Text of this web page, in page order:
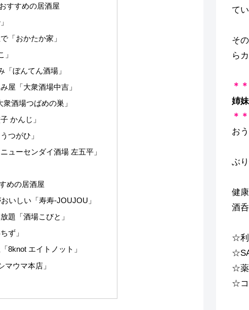
すすめの居酒屋
「おかたか家」
ぼんてん酒場」
屋「大衆酒場中吉」
酒場つばめの巣」
かんじ」
つがひ」
ューセンダイ酒場 左五平」
めの居酒屋
いしい「寿寿-JOUJOU」
題「酒場こびと」
ず」
8knot エイトノット」
ウマ本店」
て
そ
ら
＊
姉
＊
お
ぶ
健
酒
☆利
☆薬
☆コ